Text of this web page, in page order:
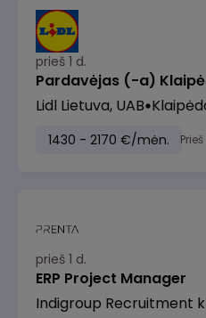
prieš 1 d.
Pardavėjas (-a)
Lidl Lietuva, UAB
1430 - 2170 €/mėn.
prieš 1 d.
ERP Project Manager
Indigroup Recruitment